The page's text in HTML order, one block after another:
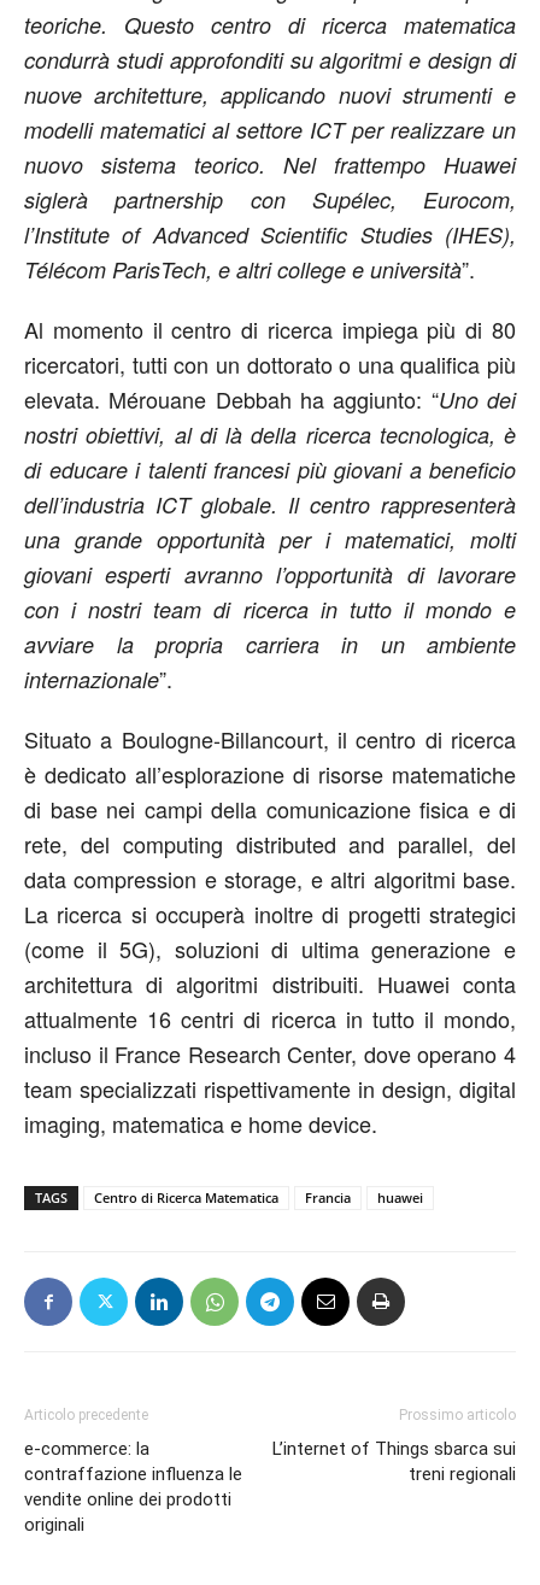
teoriche. Questo centro di ricerca matematica
condurrà studi approfonditi su algoritmi e design di
nuove architetture, applicando nuovi strumenti e
modelli matematici al settore ICT per realizzare un
nuovo sistema teorico. Nel frattempo Huawei
siglerà partnership con Supélec, Eurocom,
l’Institute of Advanced Scientific Studies (IHES),
Télécom ParisTech, e altri college e università”.
Al momento il centro di ricerca impiega più di 80
ricercatori, tutti con un dottorato o una qualifica più
elevata. Mérouane Debbah ha aggiunto: “Uno dei
nostri obiettivi, al di là della ricerca tecnologica, è
di educare i talenti francesi più giovani a beneficio
dell’industria ICT globale. Il centro rappresenterà
una grande opportunità per i matematici, molti
giovani esperti avranno l’opportunità di lavorare
con i nostri team di ricerca in tutto il mondo e
avviare la propria carriera in un ambiente
internazionale”.
Situato a Boulogne-Billancourt, il centro di ricerca
è dedicato all’esplorazione di risorse matematiche
di base nei campi della comunicazione fisica e di
rete, del computing distributed and parallel, del
data compression e storage, e altri algoritmi base.
La ricerca si occuperà inoltre di progetti strategici
(come il 5G), soluzioni di ultima generazione e
architettura di algoritmi distribuiti. Huawei conta
attualmente 16 centri di ricerca in tutto il mondo,
incluso il France Research Center, dove operano 4
team specializzati rispettivamente in design, digital
imaging, matematica e home device.
TAGS Centro di Ricerca Matematica Francia huawei
Articolo precedente
e-commerce: la
contraffazione influenza le
vendite online dei prodotti
originali
Prossimo articolo
L’internet of Things sbarca sui
treni regionali